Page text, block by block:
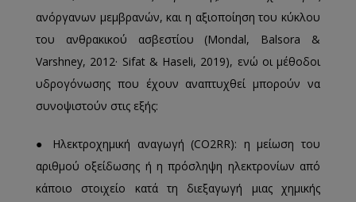
ανόργανων μεμβρανών, και η αξιοποίηση του κύκλου
του ανθρακικού ασβεστίου (Mondal, Balsora &
Varshney, 2012· Sifat & Haseli, 2019), ενώ οι μέθοδοι
υδρογόνωσης που έχουν αναπτυχθεί μπορούν να
συνοψιστούν στις εξής:
● Ηλεκτροχημική αναγωγή (CO2RR): η μείωση του
αριθμού οξείδωσης ή η πρόσληψη ηλεκτρονίων από
κάποιο στοιχείο κατά τη διεξαγωγή μιας χημικής